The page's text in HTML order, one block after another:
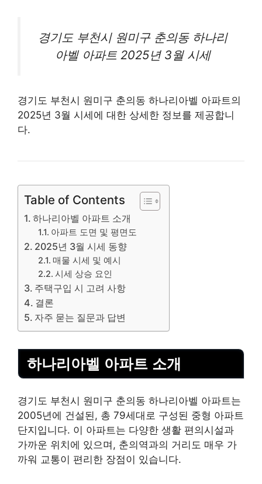
경기도 부천시 원미구 춘의동 하나리
아벨 아파트2025년 3월 시세
경기도 부천시 원미구 춘의동 하나리아벨 아파트의
2025년 3월 시세에 대한 상세한 정보를 제공합니
다.
Table of Contents
하나리아벨 아파트 소개
아파트 도면 및 평면도
2025년 3월 시세 동향
매물 시세 및 예시
시세 상승 요인
주택구입 시 고려 사항
결론
자주 묻는 질문과 답변
하나리아벨 아파트 소개
경기도 부천시 원미구 춘의동 하나리아벨 아파트는
2005년에 건설된, 총 79세대로 구성된 중형 아파트
단지입니다. 이 아파트는 다양한 생활 편의시설과
가까운 위치에 있으며, 춘의역과의 거리도 매우 가
까워 교통이 편리한 장점이 있습니다.